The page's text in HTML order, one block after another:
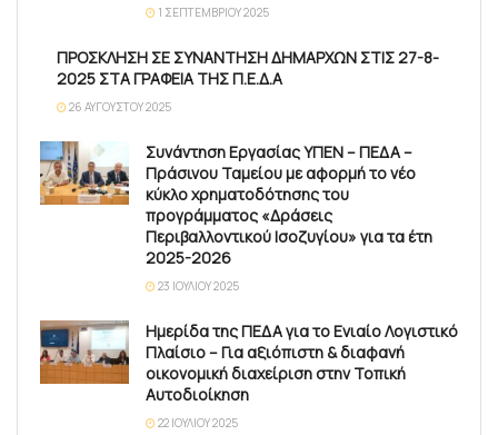
1 ΣΕΠΤΕΜΒΡΊΟΥ 2025
ΠΡΟΣΚΛΗΣΗ ΣΕ ΣΥΝΑΝΤΗΣΗ ΔΗΜΑΡΧΩΝ ΣΤΙΣ 27-8-
2025 ΣΤΑ ΓΡΑΦΕΙΑ ΤΗΣ Π.Ε.Δ.Α
26 ΑΥΓΟΎΣΤΟΥ 2025
Συνάντηση Εργασίας ΥΠΕΝ – ΠΕΔΑ –
Πράσινου Ταμείου με αφορμή το νέο
κύκλο χρηματοδότησης του
προγράμματος «Δράσεις
Περιβαλλοντικού Ισοζυγίου» για τα έτη
2025-2026
23 ΙΟΥΛΊΟΥ 2025
Ημερίδα της ΠΕΔΑ για το Ενιαίο Λογιστικό
Πλαίσιο – Για αξιόπιστη & διαφανή
οικονομική διαχείριση στην Τοπική
Αυτοδιοίκηση
22 ΙΟΥΛΊΟΥ 2025